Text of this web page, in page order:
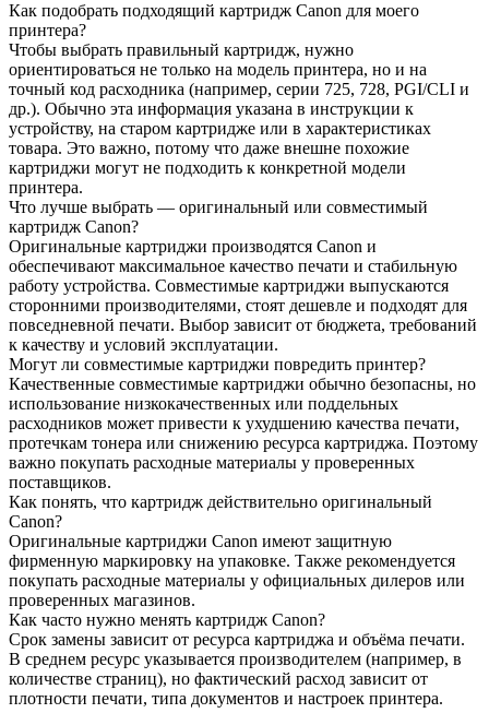
Как подобрать подходящий картридж Canon для моего
принтера?
Чтобы выбрать правильный картридж, нужно
ориентироваться не только на модель принтера, но и на
точный код расходника (например, серии 725, 728, PGI/CLI и
др.). Обычно эта информация указана в инструкции к
устройству, на старом картридже или в характеристиках
товара. Это важно, потому что даже внешне похожие
картриджи могут не подходить к конкретной модели
принтера.
Что лучше выбрать — оригинальный или совместимый
картридж Canon?
Оригинальные картриджи производятся Canon и
обеспечивают максимальное качество печати и стабильную
работу устройства. Совместимые картриджи выпускаются
сторонними производителями, стоят дешевле и подходят для
повседневной печати. Выбор зависит от бюджета, требований
к качеству и условий эксплуатации.
Могут ли совместимые картриджи повредить принтер?
Качественные совместимые картриджи обычно безопасны, но
использование низкокачественных или поддельных
расходников может привести к ухудшению качества печати,
протечкам тонера или снижению ресурса картриджа. Поэтому
важно покупать расходные материалы у проверенных
поставщиков.
Как понять, что картридж действительно оригинальный
Canon?
Оригинальные картриджи Canon имеют защитную
фирменную маркировку на упаковке. Также рекомендуется
покупать расходные материалы у официальных дилеров или
проверенных магазинов.
Как часто нужно менять картридж Canon?
Срок замены зависит от ресурса картриджа и объёма печати.
В среднем ресурс указывается производителем (например, в
количестве страниц), но фактический расход зависит от
плотности печати, типа документов и настроек принтера.